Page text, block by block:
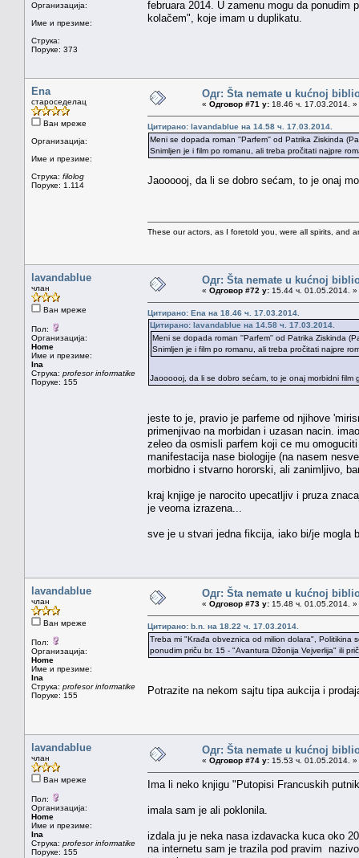
Организација:
Име и презиме:
Струка:
Поруке: 373
februara 2014. U zamenu mogu da
kolačem", koje imam u duplikatu.
Ena
староседелац
Ван мреже
Организација:
Име и презиме:
Струка: filolog
Поруке: 1.114
Одг: Šta nemate u kućnoj
« Одговор #71 у: 18.46 ч. 17.03.2014. »
Цитирано: lavandablue на 14.58 ч. 17.03.2014.
Meni se dopada roman ''Parfem'' od Patrika Ziskinda
Snimljen je i film po romanu, ali treba pročitati najpre
Jaoooooj, da li se dobro sećam, to je onaj
These our actors, as I foretold you, were all spirits, and
lavandablue
члан
Ван мреже
Пол:
Организација:
Home
Име и презиме:
Ina
Струка: profesor informatike
Поруке: 155
Одг: Šta nemate u kućnoj
« Одговор #72 у: 15.44 ч. 01.05.2014. »
Цитирано: Ena на 18.46 ч. 17.03.2014.
Цитирано: lavandablue на 14.58 ч. 17.03.2014.
Meni se dopada roman ''Parfem'' od Patrika Ziskinda
Snimljen je i film po romanu, ali treba pročitati najpre
Jaoooooj, da li se dobro sećam, to je onaj morbidni
jeste to je, pravio je parfeme od njihove
primenjivao na morbidan i uzasan nacin.
zeleo da osmisli parfem koji ce mu
manifestacija nase biologije (na nasem
morbidno i stvarno hororski, ali zanimljivo,
kraj knjige je narocito upecatljiv i pruza
je veoma izrazena...
sve je u stvari jedna fikcija, iako bi/je mogla
lavandablue
члан
Ван мреже
Пол:
Организација:
Home
Име и презиме:
Ina
Струка: profesor informatike
Поруке: 155
Одг: Šta nemate u kućnoj
« Одговор #73 у: 15.48 ч. 01.05.2014. »
Цитирано: b.n. на 18.22 ч. 17.03.2014.
Treba mi "Krađa obveznica od milion dolara", Politikina
ponudim priču br. 15 - "Avantura Džonija Vejverlija" ili
Potrazite na nekom sajtu tipa aukcija i
lavandablue
члан
Ван мреже
Пол:
Организација:
Home
Име и презиме:
Ina
Струка: profesor informatike
Поруке: 155
Одг: Šta nemate u kućnoj
« Одговор #74 у: 15.53 ч. 01.05.2014. »
Ima li neko knjigu "Putopisi Francuskih
imala sam je ali poklonila.
izdala ju je neka nasa izdavacka kuca oko
na internetu sam je trazila pod pravim